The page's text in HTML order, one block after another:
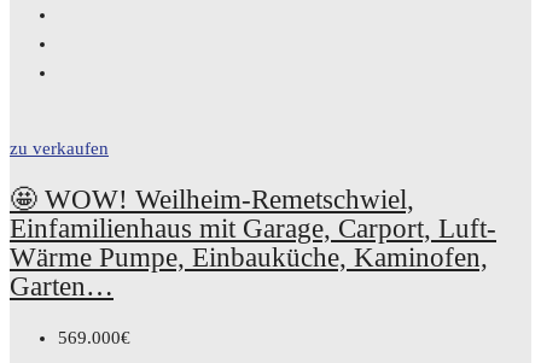
zu verkaufen
🤩 WOW! Weilheim-Remetschwiel,
Einfamilienhaus mit Garage, Carport, Luft-
Wärme Pumpe, Einbauküche, Kaminofen,
Garten…
569.000€